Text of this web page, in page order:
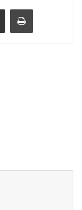
Share via Email Print